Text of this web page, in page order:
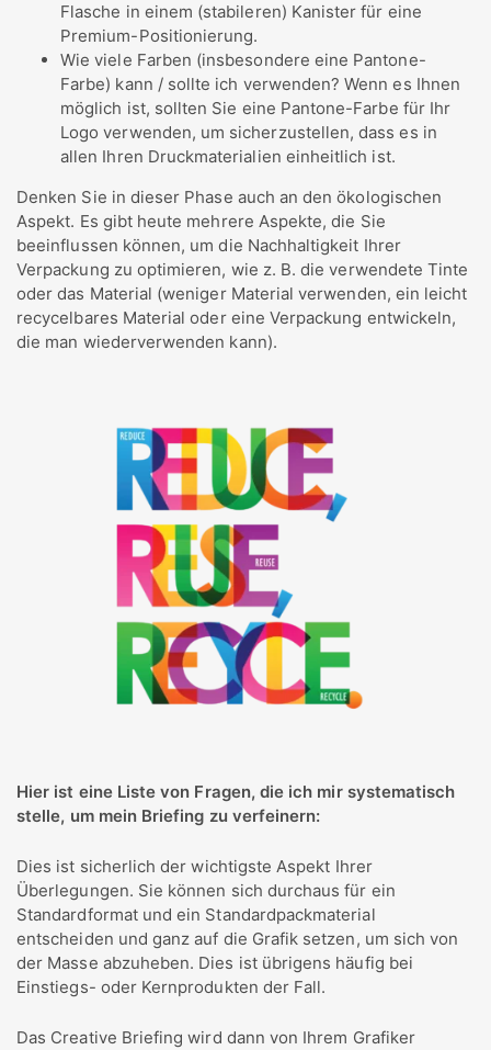
Flasche in einem (stabileren) Kanister für eine
Premium-Positionierung.
Wie viele Farben (insbesondere eine Pantone-
Farbe) kann / sollte ich verwenden? Wenn es Ihnen
möglich ist, sollten Sie eine Pantone-Farbe für Ihr
Logo verwenden, um sicherzustellen, dass es in
allen Ihren Druckmaterialien einheitlich ist.
Denken Sie in dieser Phase auch an den ökologischen
Aspekt. Es gibt heute mehrere Aspekte, die Sie
beeinflussen können, um die Nachhaltigkeit Ihrer
Verpackung zu optimieren, wie z. B. die verwendete Tinte
oder das Material (weniger Material verwenden, ein leicht
recycelbares Material oder eine Verpackung entwickeln,
die man wiederverwenden kann).
Hier ist eine Liste von Fragen, die ich mir systematisch
stelle, um mein Briefing zu verfeinern:
Dies ist sicherlich der wichtigste Aspekt Ihrer
Überlegungen. Sie können sich durchaus für ein
Standardformat und ein Standardpackmaterial
entscheiden und ganz auf die Grafik setzen, um sich von
der Masse abzuheben. Dies ist übrigens häufig bei
Einstiegs- oder Kernprodukten der Fall.
Das Creative Briefing wird dann von Ihrem Grafiker